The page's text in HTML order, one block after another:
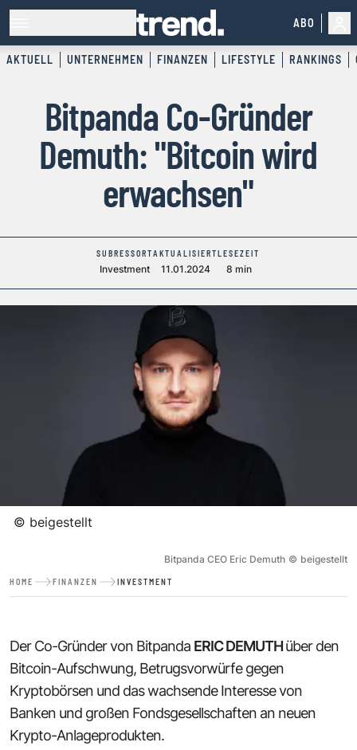
ABO
AKTUELL UNTERNEHMEN FINANZEN LIFESTYLE RANKINGS
Bitpanda Co-Gründer
Demuth: "Bitcoin wird
erwachsen"
SUBRESSORT
Investment
AKTUALISIERT
11.01.2024
LESEZEIT
8 min
© beigestellt
Bitpanda CEO Eric Demuth © beigestellt
HOME FINANZEN INVESTMENT
Der Co-Gründer von Bitpanda ERIC DEMUTHüber den
Bitcoin-Aufschwung, Betrugsvorwürfe gegen
Kryptobörsen und das wachsende Interesse von
Banken und großen Fondsgesellschaften an neuen
Krypto-Anlageprodukten.